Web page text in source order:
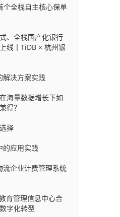
个全栈自主核心保单
、全栈国产化银行
线丨TiDB × 杭州银
解决方案实践
海量数据增长下如
得？
择
的应用实践
流企业计费管理系统
育管理信息中心合
字化转型